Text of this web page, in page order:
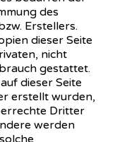
des
Erstellers.
dieser Seite
nicht
gestattet.
dieser Seite
erstellt wurden,
Dritter
werden